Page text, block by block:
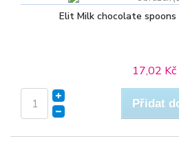
Elit Milk chocolate spoons
17,02 Kč
Přidat